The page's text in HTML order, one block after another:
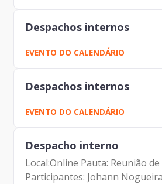
Despachos internos
EVENTO DO CALENDÁRIO
Despachos internos
EVENTO DO CALENDÁRIO
Despacho interno
Local:Online Pauta: Reunião
Participantes: Johann